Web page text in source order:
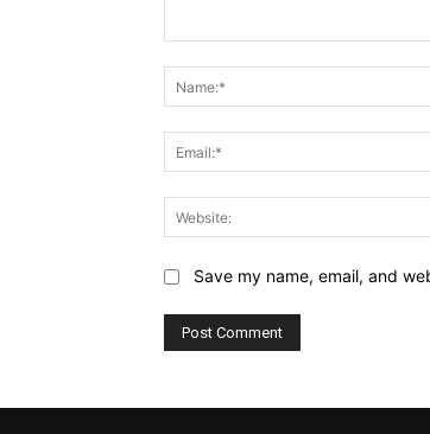
Save my name, email, and